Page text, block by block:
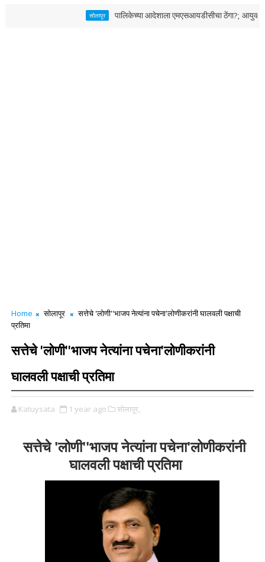
पालिकेच्या आदेशाला एमएसआयडीसीचा ठेंगा?; आयुक्तांच्या
Home सोलापूर
सत्तेचे 'लोणी''भाजप नेत्यांना पचेना'लोणीकरांनी घालवली पक्षाची
प्रतिमा
सत्तेचे 'लोणी''भाजप नेत्यांना पचेना'लोणीकरांनी
घालवली पक्षाची प्रतिमा
Katuysata 1 year ago सोलापूर,
सत्तेचे 'लोणी''भाजप नेत्यांना पचेना'लोणीकरांनी
घालवली पक्षाची प्रतिमा